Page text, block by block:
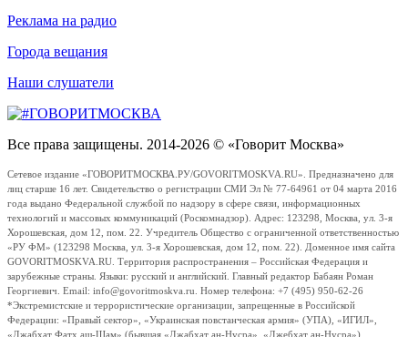
Реклама на радио
Города вещания
Наши слушатели
Все права защищены. 2014-2026 © «Говорит Москва»
Сетевое издание «ГОВОРИТМОСКВА.РУ/GOVORITMOSKVA.RU». Предназначено для
лиц старше 16 лет. Свидетельство о регистрации СМИ Эл № 77-64961 от 04 марта 2016
года выдано Федеральной службой по надзору в сфере связи, информационных
технологий и массовых коммуникаций (Роскомнадзор). Адрес: 123298, Москва, ул. 3-я
Хорошевская, дом 12, пом. 22. Учредитель Общество с ограниченной ответственностью
«РУ ФМ» (123298 Москва, ул. 3-я Хорошевская, дом 12, пом. 22). Доменное имя сайта
GOVORITMOSKVA.RU. Территория распространения – Российская Федерация и
зарубежные страны. Языки: русский и английский. Главный редактор Бабаян Роман
Георгиевич. Email: info@govoritmoskva.ru. Номер телефона: +7 (495) 950-62-26
*Экстремистские и террористические организации, запрещенные в Российской
Федерации: «Правый сектор», «Украинская повстанческая армия» (УПА), «ИГИЛ»,
«Джабхат Фатх аш-Шам» (бывшая «Джабхат ан-Нусра», «Джебхат ан-Нусра»),